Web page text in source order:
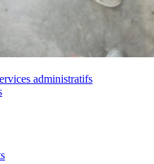
administratifs